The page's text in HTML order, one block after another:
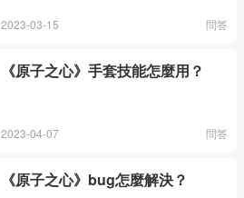
2023-03-15 問答
《原子之心》手套技能怎麼用？
2023-04-07 問答
《原子之心》bug怎麼解決？